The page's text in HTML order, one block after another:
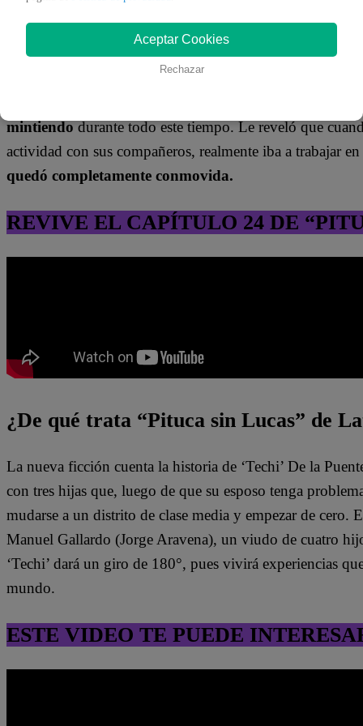
A raíz de esto, fue a enfrentar a su
mintiendo durante todo este tiempo. Le reveló que
actividad con sus compañeros, realmente iba a trabajar
quedó completamente conmovida.
REVIVE EL CAPÍTULO 24 DE
¿De qué trata “Pituca sin Lucas” de
La nueva ficción cuenta la historia de ‘Techi’ De la
con tres hijas que, luego de que su esposo tenga
mudarse a un distrito de clase media y empezar de cero.
Manuel Gallardo (Jorge Aravena), un viudo de cuatro
‘Techi’ dará un giro de 180°, pues vivirá experiencias
mundo.
ESTE VIDEO TE PUEDE
Aceptar Cookies
Rechazar